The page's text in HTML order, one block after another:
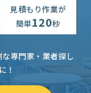
見積もり作業が
簡単120秒
な専門家・業者探し
！